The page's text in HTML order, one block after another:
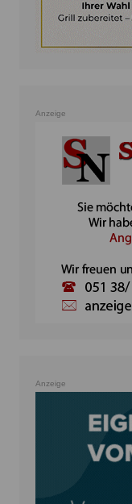
Anzeige
Anzeige